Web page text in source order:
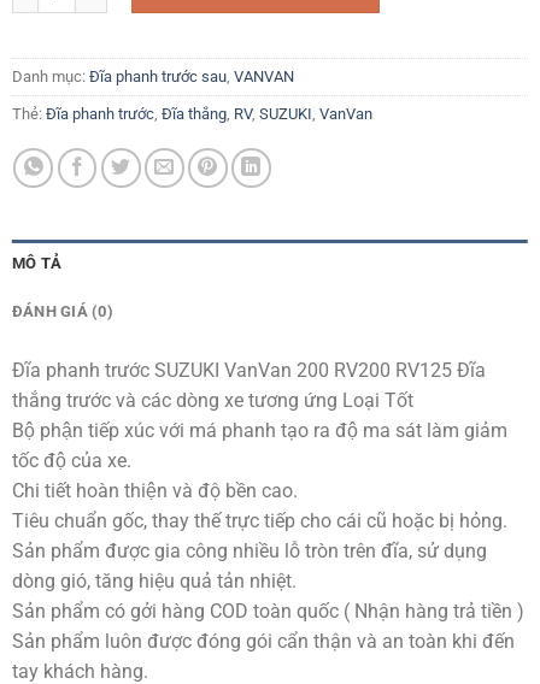
Danh mục: Đĩa phanh trước sau, VANVAN
Thẻ: Đĩa phanh trước, Đĩa thắng, RV, SUZUKI VanVan
MÔ TẢ
ĐÁNH GIÁ (0)
Đĩa phanh trước SUZUKI VanVan 200 RV200 RV125 Đĩa
thắng trước và các dòng xe tương ứng Loại Tốt
Bộ phận tiếp xúc với má phanh tạo ra độ ma sát làm giảm
tốc độ của xe.
Chi tiết hoàn thiện và độ bền cao.
Tiêu chuẩn gốc, thay thế trực tiếp cho cái cũ hoặc bị hỏng.
Sản phẩm được gia công nhiều lỗ tròn trên đĩa, sử dụng
dòng gió, tăng hiệu quả tản nhiệt.
Sản phẩm có gởi hàng COD toàn quốc ( Nhận hàng trả tiền )
Sản phẩm luôn được đóng gói cẩn thận và an toàn khi đến
tay khách hàng.